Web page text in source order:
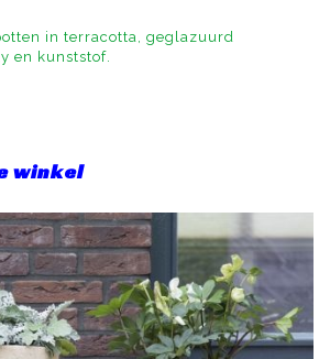
in terracotta, geglazuurd
en kunststof.
winkel